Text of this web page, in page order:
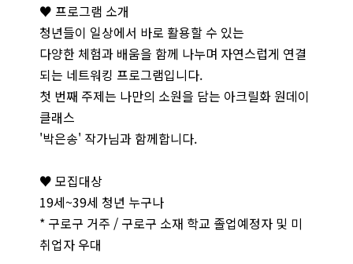
♥ 프로그램 소개
청년들이 일상에서 바로 활용할 수 있는
다양한 체험과 배움을 함께 나누며 자연스럽게 연결
되는 네트워킹 프로그램입니다.
첫 번째 주제는 나만의 소원을 담는 아크릴화 원데이
클래스
'박은송' 작가님과 함께합니다.
♥ 모집대상
19세~39세 청년 누구나
* 구로구 거주 / 구로구 소재 학교 졸업예정자 및 미
취업자 우대